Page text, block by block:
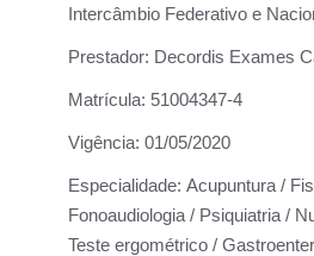
Intercâmbio Federativo e
Prestador: Decordis Exames
Matrícula: 51004347-4
Vigência: 01/05/2020
Especialidade: Acupuntura /
Fonoaudiologia / Psiquiatria /
Teste ergométrico /